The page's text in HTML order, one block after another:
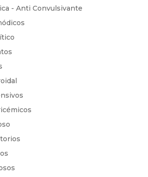
- Anti Convulsivante